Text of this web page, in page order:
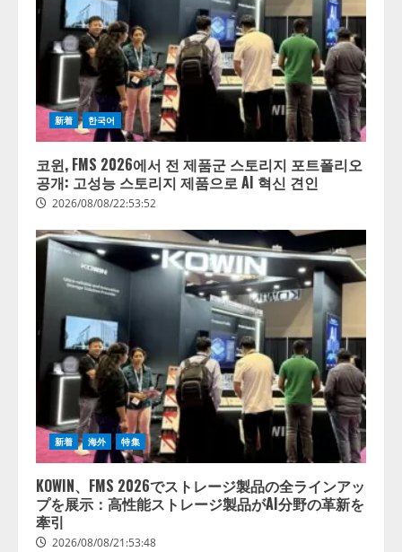
新着 한국어
코윈, FMS 2026에서 전 제품군 스토리지 포트폴리오
공개: 고성능 스토리지 제품으로 AI 혁신 견인
2026/08/08/22:53:52
新着 海外 特集
KOWIN、FMS 2026でストレージ製品の全ラインアッ
プを展示：高性能ストレージ製品がAI分野の革新を
牽引
2026/08/08/21:53:48